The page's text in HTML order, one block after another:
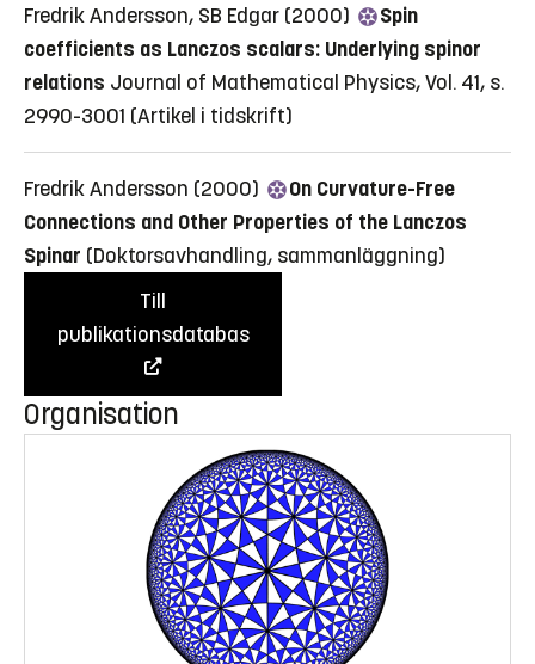
Fredrik Andersson, SB Edgar (2000)
Spin
coefficients as Lanczos scalars: Underlying spinor
relations Journal of Mathematical Physics, Vol. 41, s.
2990-3001 (Artikel i tidskrift)
Fredrik Andersson (2000)
On Curvature-Free
Connections and Other Properties of the Lanczos
Spinar (Doktorsavhandling, sammanläggning)
Till
publikationsdatabas
Organisation